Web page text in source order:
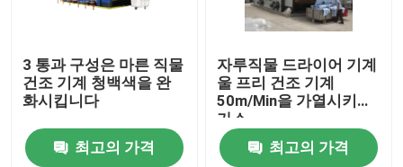
3 통과 구성은 마른 직물
건조 기계 청백색을 완
화시킵니다
최고의 가격
자루직물 드라이어 기계
울 프리 건조 기계
50m/Min을 가열시키는
가스
최고의 가격